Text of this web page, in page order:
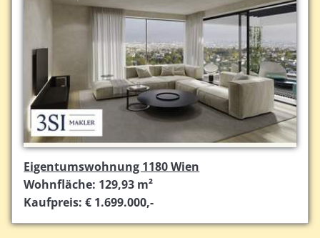
Eigentumswohnung 1180 Wien
Wohnfläche: 129,93 m²
Kaufpreis: € 1.699.000,-